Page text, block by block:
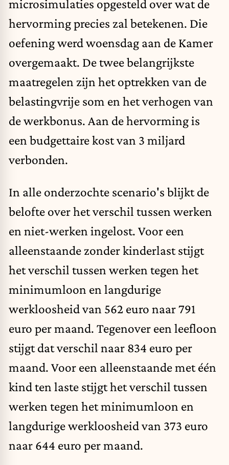
microsimulaties opgesteld over wat de
hervorming precies zal betekenen. Die
oefening werd woensdag aan de Kamer
overgemaakt. De twee belangrijkste
maatregelen zijn het optrekken van de
belastingvrije som en het verhogen van
de werkbonus. Aan de hervorming is
een budgettaire kost van 3 miljard
verbonden.
In alle onderzochte scenario's blijkt de
belofte over het verschil tussen werken
en niet-werken ingelost. Voor een
alleenstaande zonder kinderlast stijgt
het verschil tussen werken tegen het
minimumloon en langdurige
werkloosheid van 562 euro naar 791
euro per maand. Tegenover een leefloon
stijgt dat verschil naar 834 euro per
maand. Voor een alleenstaande met één
kind ten laste stijgt het verschil tussen
werken tegen het minimumloon en
langdurige werkloosheid van 373 euro
naar 644 euro per maand.